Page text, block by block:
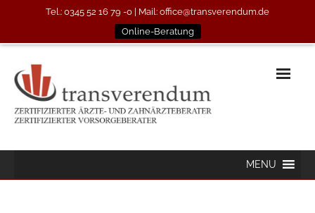
Tel.: 0345 52 16 79 -0 | Mail: office@transverendum.de
Online-Beratung
MENU